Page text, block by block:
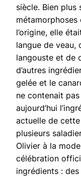
siècle. Bien plus
métamorphoses
l’origine, elle
langue de veau,
langouste et de
d’autres
gelée et le
ne contenait
aujourd’hui
actuelle de
plusieurs
Olivier à la
célébration
ingrédients :